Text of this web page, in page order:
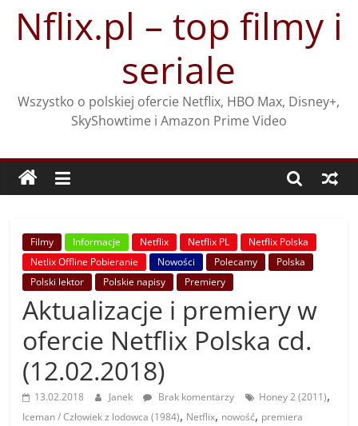
treściNflix.pl – top filmy i
seriale
Wszystko o polskiej ofercie Netflix, HBO Max, Disney+,
SkyShowtime i Amazon Prime Video
Filmy Informacje Netflix Netflix PL
Netflix Polska
Netlix Offline Pobieranie
Nowości Polecamy
Polska
Polski lektor
Polskie napisy Premiery
Aktualizacje i premiery w
ofercie Netflix Polska cd.
(12.02.2018)
13.02.2018 Janek Brak komentarzy Honey 2 (2011),
Iceman / Człowiek z lodowca (1984), Netflix, nowość, premiera